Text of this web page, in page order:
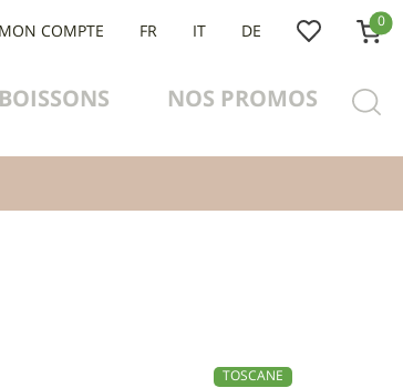
BOISSONS NOS PROMOS
MON COMPTE FR DE
0
TOSCANE